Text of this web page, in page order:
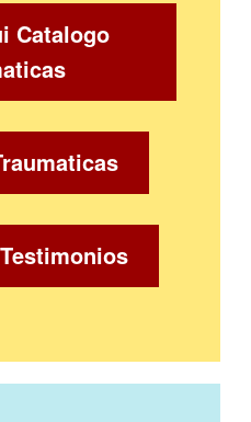
Catalogo